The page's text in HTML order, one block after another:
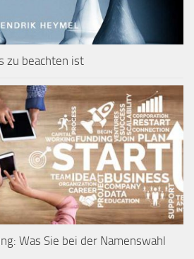
zu beachten ist
Was Sie bei der Namenswahl